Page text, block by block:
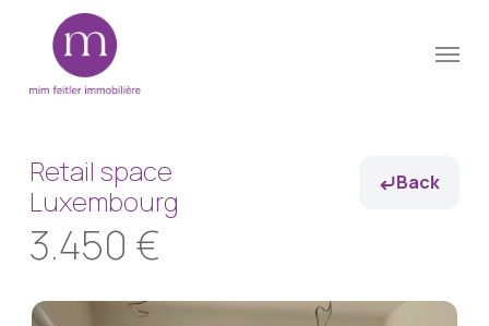
Menu
Retail space
Luxembourg
3.450 €
Back
Close